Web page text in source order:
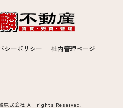
シーポリシー 社内管理ページ
株式会社 All rights Reserved.